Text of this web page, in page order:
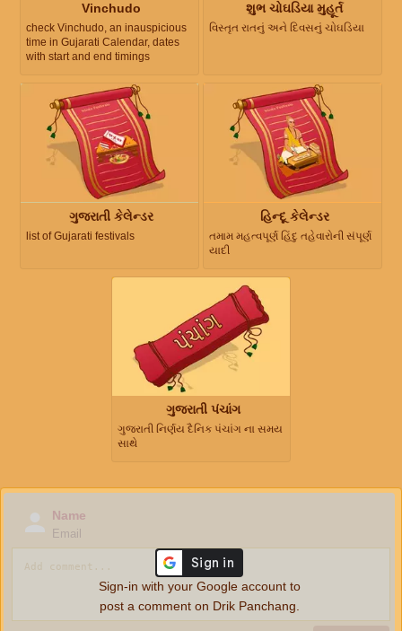
Vinchudo
check Vinchudo, an inauspicious
time in Gujarati Calendar, dates
with start and end timings
શુભ ચોઘડિયા મુહૂર્ત
વિસ્તૃત રાતનું અને દિવસનું ચોઘડિયા
ગુજરાતી કેલેન્ડર
list of Gujarati festivals
હિન્દૂ કેલેન્ડર
તમામ મહત્વપૂર્ણ હિંદુ તહેવારોની સંપૂર્ણ
યાદી
ગુજરાતી પંચાંગ
ગુજરાતી નિર્ણય દૈનિક પંચાંગ ના સમય
સાથે
Name
Email
Sign-in with your Google account to
post a comment on Drik Panchang.